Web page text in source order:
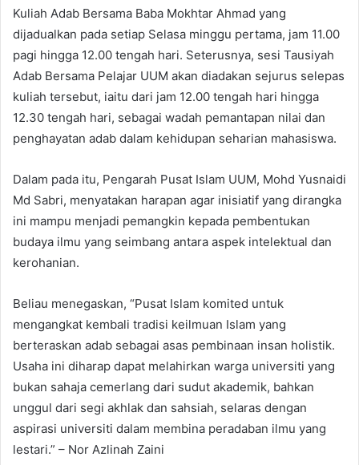
Kuliah Adab Bersama Baba Mokhtar Ahmad yang
dijadualkan pada setiap Selasa minggu pertama, jam 11.00
pagi hingga 12.00 tengah hari. Seterusnya, sesi Tausiyah
Adab Bersama Pelajar UUM akan diadakan sejurus selepas
kuliah tersebut, iaitu dari jam 12.00 tengah hari hingga
12.30 tengah hari, sebagai wadah pemantapan nilai dan
penghayatan adab dalam kehidupan seharian mahasiswa.
Dalam pada itu, Pengarah Pusat Islam UUM, Mohd Yusnaidi
Md Sabri, menyatakan harapan agar inisiatif yang dirangka
ini mampu menjadi pemangkin kepada pembentukan
budaya ilmu yang seimbang antara aspek intelektual dan
kerohanian.
Beliau menegaskan, “Pusat Islam komited untuk
mengangkat kembali tradisi keilmuan Islam yang
berteraskan adab sebagai asas pembinaan insan holistik.
Usaha ini diharap dapat melahirkan warga universiti yang
bukan sahaja cemerlang dari sudut akademik, bahkan
unggul dari segi akhlak dan sahsiah, selaras dengan
aspirasi universiti dalam membina peradaban ilmu yang
lestari.” – Nor Azlinah Zaini